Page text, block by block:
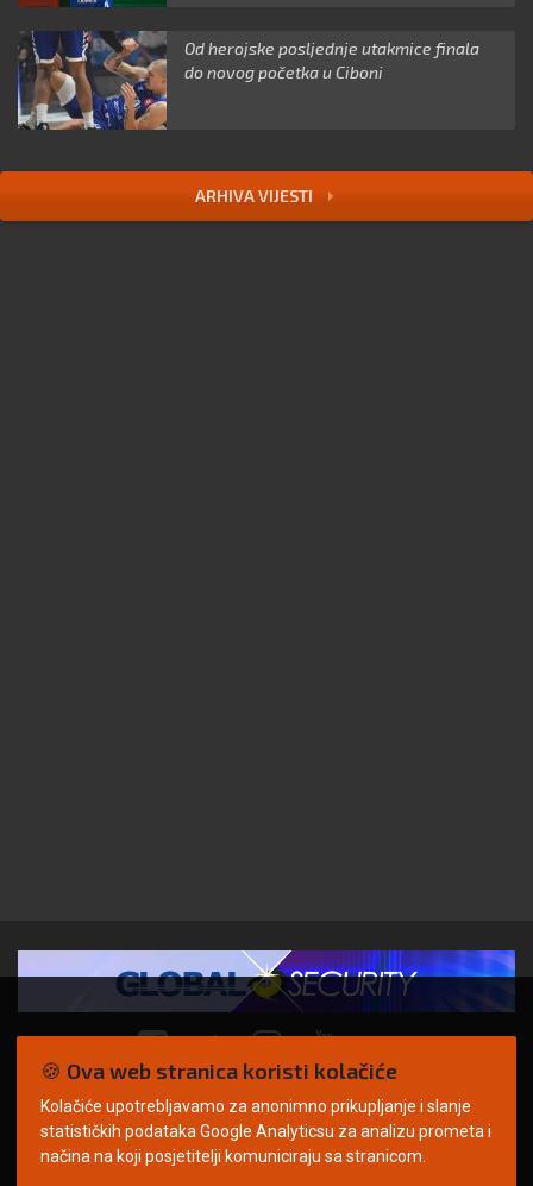
Od herojske posljednje utakmice finala
do novog početka u Ciboni
ARHIVA VIJESTI
© Copyright 2026. | ARILEO
🍪 Ova web stranica koristi kolačiće
Kolačiće upotrebljavamo za anonimno prikupljanje i slanje
statističkih podataka Google Analyticsu za analizu prometa i
načina na koji posjetitelji komuniciraju sa stranicom.